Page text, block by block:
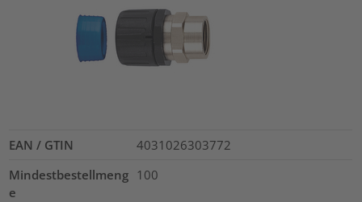
EAN / GTIN
4031026303772
Mindestbestellmeng
e
100